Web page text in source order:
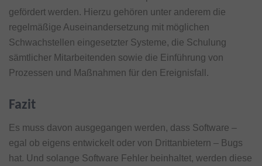
gefördert werden. Hierzu gehören unter anderem die
regelmäßige Auseinandersetzung mit möglichen
Schwachstellen eingesetzter Systeme, die Schulung
sämtlicher Mitarbeitenden sowie die Einführung von
Prozessen und Maßnahmen für den Ereignisfall.
Fazit
Es muss davon ausgegangen werden, dass Software –
egal ob eigens entwickelt oder von Drittanbietern – Bugs
hat. Und solange Software Fehler beinhaltet, werden diese